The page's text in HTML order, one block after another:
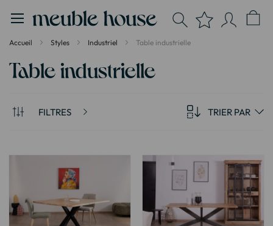
Accueil Styles Industriel Table industrielle
Table industrielle
FILTRES TRIER PAR